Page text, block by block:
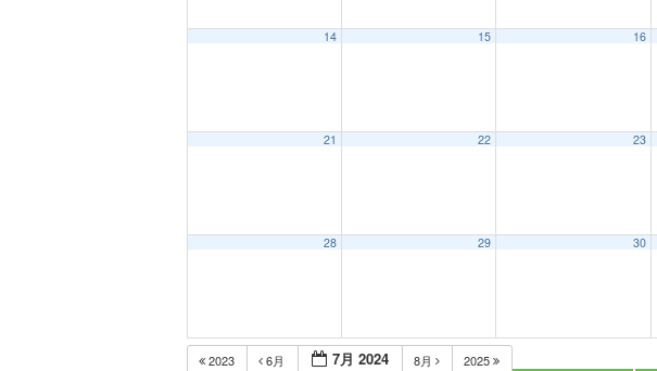
14 15 16
21 22 23
28 29 30
2023 6月 7月 2024 8月 2025